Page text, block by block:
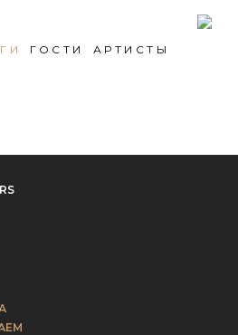
ГОСТИ АРТИСТЫ